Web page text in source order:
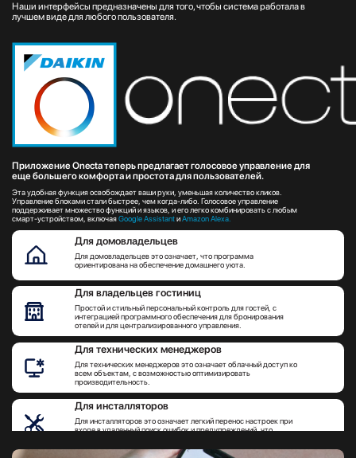
Наши интерфейсы предназначены для того, чтобы система работала в
лучшем виде для любого пользователя.
Приложение Onecta теперь предлагает голосовое управление для
еще большего комфорта и простота для пользователей.
Эта удобная функция освобождает ваши руки, уменьшая количество кликов.
Управление блоками стали быстрее, чем когда-либо. Голосовое управление
поддерживает множество функций и языков, и его легко комбинировать с любым
смарт-устройством, включаяGoogle AssistantиAmazon Alexa.
Для домовладельцев
Для домовладельцев это означает, что программа
ориентирована на обеспечение домашнего уюта.
Для владельцев гостиниц
Простой и стильный персональный контроль для гостей, с
интеграцией программного обеспечения для бронирования
отелей и для централизированного управления.
Для технических менеджеров
Для технических менеджеров это означает облачный доступ ко
всем объектам, с возможностью оптимизировать
производительность.
Для инсталляторов
Для инсталляторов это означает легкий перенос настроек при
входе в удаленный поиск ошибок и предупреждений, что